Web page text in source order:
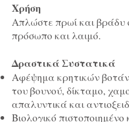
Χρήση
Απλώστε πρωί και βράδυ
πρόσωπο και λαιμό.
Δραστικά Συστατικά
Αφέψημα κρητικών
του βουνού, δίκταμο,
απαλυντικά και
Βιολογικό πιστοποιημένο